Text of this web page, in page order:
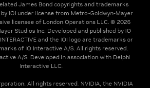
James Bond copyrights and trademarks
IOI under license from Metro-Goldwyn-Mayer
licensee of London Operations LLC. © 2026
Studios Inc. Developed and published by IO
and the IOI logo are trademarks or
of IO Interactive A/S. All rights reserved.
A/S. Developed in association with Delphi
Interactive LLC.
All rights reserved. NVIDIA, the NVIDIA